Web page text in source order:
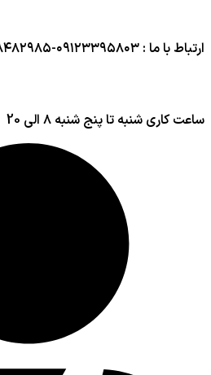
ارتباط با ما : ۰۹۱۲۳۳۹۵۸۰۳-۰۹۱۲۸۴۸۲۹۸۵
ساعت کاری شنبه تا پنج شنبه ۸ الی 20